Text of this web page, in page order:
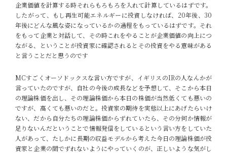
企業価値を計算する時それらもろもろを入れて計算しているはずです。
したがって、もし再生可能エネルギーに投資しなければ、20年後、30
年後にどんな風な姿になっているかの過程をもっているはずです。それ
をもって企業と対話して、その時これをやることが企業価値の向上につ
ながる、ということが投資家に確認されるとその投資をやる意味がある
と言うことだと思うのです
MCすごくオーソドックスな言い方ですが、イギリスのIRの人なんかが
言っていたのですが、自社の今後の成長などを予想して、そこから本日
の理論株価を出し、その理論株価から本日の株価が当然低くても悪いの
ですが、高くても悪いのだと。投資家の期待を実態以上にあげたらいけ
ない、だから自分たちの理論株価からずれていたら、その分何か情報が
足りないんだということで情報発信をしているという言い方をしていた
人があって、たしかに長期の収益モデルから考えた今日の理論株価が投
資家と企業の間でずれないようにやっていくのが、正しいような気がし